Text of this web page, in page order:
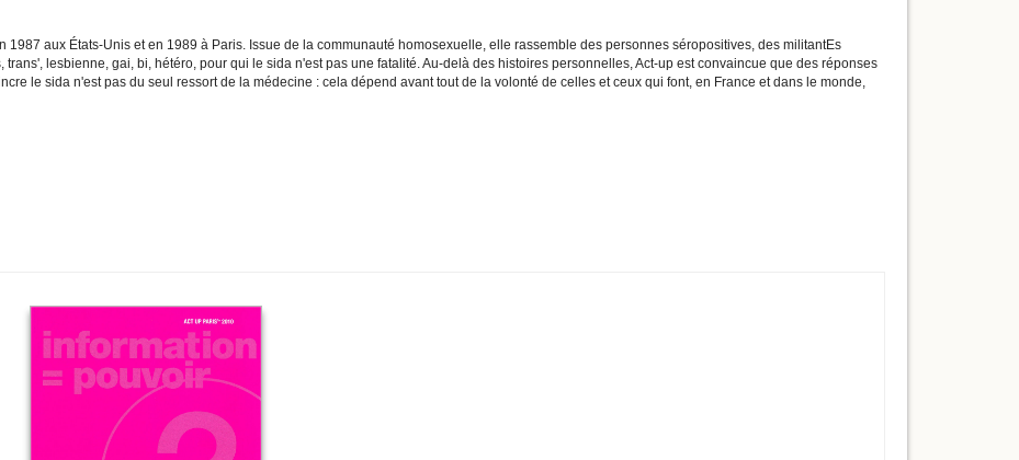
1987 aux États-Unis et en 1989 à Paris. Issue de la communauté homosexuelle, elle rassemble des personnes séropositives, des militantEs
lesbienne, gai, bi, hétéro, pour qui le sida n'est pas une fatalité. Au-delà des histoires personnelles, Act-up est convaincue que des réponses
le sida n'est pas du seul ressort de la médecine : cela dépend avant tout de la volonté de celles et ceux qui font, en France et dans le monde,